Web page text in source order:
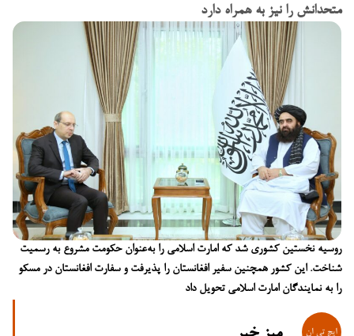
متحدانش را نیز به همراه دارد
روسیه نخستین کشوری شد که امارت اسلامی را به‌عنوان حکومت مشروع به رسمیت
شناخت. این کشور همچنین سفیر افغانستان را پذیرفت و سفارت افغانستان در مسکو
را به نمایندگان امارت اسلامی تحویل داد